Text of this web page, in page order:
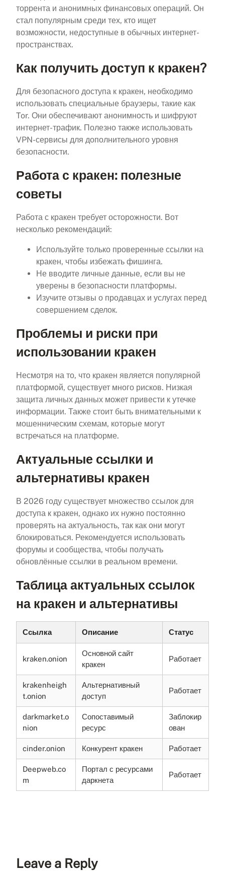
торрента и анонимных финансовых операций. Он
стал популярным среди тех, кто ищет
возможности, недоступные в обычных интернет-
пространствах.
Как получить доступ к кракен?
Для безопасного доступа к кракен, необходимо
использовать специальные браузеры, такие как
Tor. Они обеспечивают анонимность и шифруют
интернет-трафик. Полезно также использовать
VPN-сервисы для дополнительного уровня
безопасности.
Работа с кракен: полезные
советы
Работа с кракен требует осторожности. Вот
несколько рекомендаций:
Используйте только проверенные ссылки на
кракен, чтобы избежать фишинга.
Не вводите личные данные, если вы не
уверены в безопасности платформы.
Изучите отзывы о продавцах и услугах перед
совершением сделок.
Проблемы и риски при
использовании кракен
Несмотря на то, что кракен является популярной
платформой, существует много рисков. Низкая
защита личных данных может привести к утечке
информации. Также стоит быть внимательными к
мошенническим схемам, которые могут
встречаться на платформе.
Актуальные ссылки и
альтернативы кракен
В 2026 году существует множество ссылок для
доступа к кракен, однако их нужно постоянно
проверять на актуальность, так как они могут
блокироваться. Рекомендуется использовать
форумы и сообщества, чтобы получать
обновлённые ссылки в реальном времени.
Таблица актуальных ссылок
на кракен и альтернативы
Ссылка Описание Статус
kraken.onion
Основной сайт
кракен
Работает
krakenheigh
t.onion
Альтернативный
доступ
Работает
darkmarket.o
nion
Сопоставимый
ресурс
Заблокир
ован
cinder.onion Конкурент кракен Работает
Deepweb.co
m
Портал с ресурсами
даркнета
Работает
Leave a Reply